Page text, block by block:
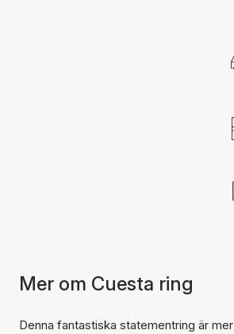
Mer om Cuesta ring
Denna fantastiska statementring är mer